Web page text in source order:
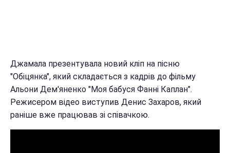
Джамала презентувала новий кліп на пісню
"Обіцянка", який складається з кадрів до фільму
Альони Дем'яненко "Моя бабуся Фанні Каплан".
Режисером відео виступив Денис Захаров, який
раніше вже працював зі співачкою.